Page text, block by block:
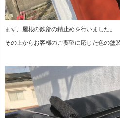
まず、屋根の鉄部の錆止めを行いました。
その上からお客様のご要望に応じた色の塗